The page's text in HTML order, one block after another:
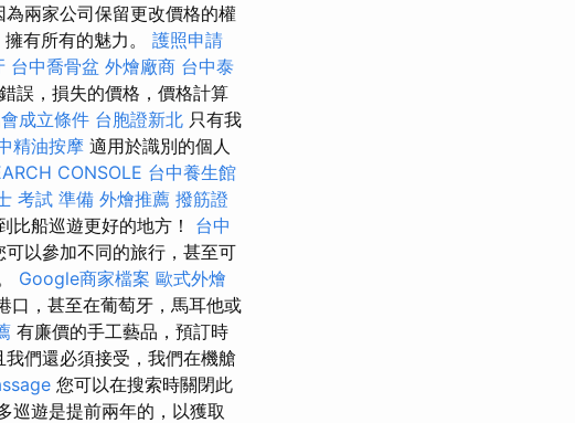
兩家公司保留更改價格的權
有所有的魅力。 護照申請
台中喬骨盆 外燴廠商 台中泰
誤，損失的價格，價格計算
成立條件 台胞證新北 只有我
精油按摩 適用於識別的個人
CONSOLE 台中養生館
考試 準備 外燴推薦 撥筋證
比船巡遊更好的地方！ 台中
以參加不同的旅行，甚至可
Google商家檔案 歐式外燴
口，甚至在葡萄牙，馬耳他或
有廉價的手工藝品，預訂時
我們還必須接受，我們在機艙
您可以在搜索時關閉此
巡遊是提前兩年的，以獲取